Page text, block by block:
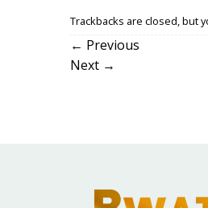
Trackbacks are closed, but
← Previous
Next →